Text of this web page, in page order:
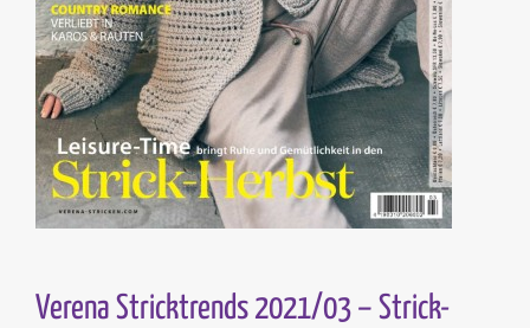
Verena Stricktrends 2021/03 – Strick-